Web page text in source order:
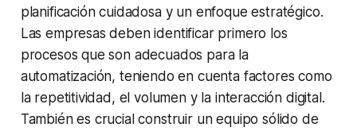
planificación cuidadosa y un enfoque estratégico.
Las empresas deben identificar primero los
procesos que son adecuados para la
automatización, teniendo en cuenta factores como
la repetitividad, el volumen y la interacción digital.
También es crucial construir un equipo sólido de